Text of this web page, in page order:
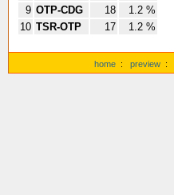
9 OTP-CDG 18
1.2 %
10 TSR-OTP 17 1.2 %
home : preview :